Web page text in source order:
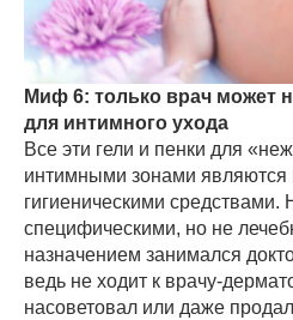
Миф 6: только врач может
для интимного ухода
Все эти гели и пенки для
интимными зонами являются
гигиеническими средствами.
специфическими, но не
назначением занимался
ведь не ходит к врачу-
насоветовал или даже